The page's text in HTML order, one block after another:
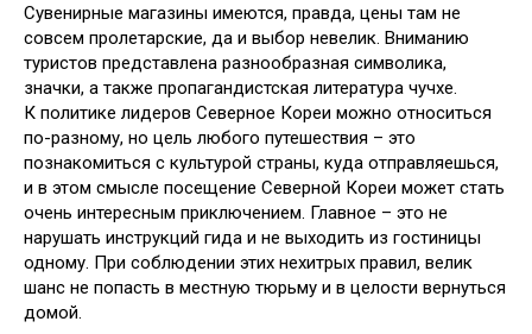
Сувенирные магазины имеются, правда, цены там не
совсем пролетарские, да и выбор невелик. Вниманию
туристов представлена разнообразная символика,
значки, а также пропагандистская литература чучхе.
К политике лидеров Северное Кореи можно относиться
по-разному, но цель любого путешествия – это
познакомиться с культурой страны, куда отправляешься,
и в этом смысле посещение Северной Кореи может стать
очень интересным приключением. Главное – это не
нарушать инструкций гида и не выходить из гостиницы
одному. При соблюдении этих нехитрых правил, велик
шанс не попасть в местную тюрьму и в целости вернуться
домой.